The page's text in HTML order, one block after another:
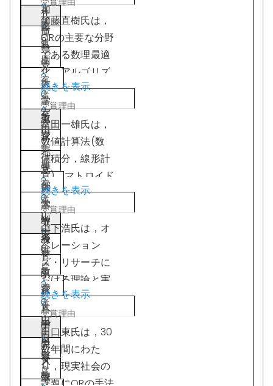
2
3
加
藤
直
樹
兵
庫
県
立
大
学
教
授
・
京
都
大
学
名
誉
教
授
加藤直樹氏は，
ORの主要な分野
である数理最適
化，アルゴリズ
ムや計算機科学
における理論的
な研究，ならび
にORの諸手法を
建築やデータマ
イニング分野な
どに適用した研
究において顕著
な業績を残して
きた．加藤氏の
主要な研究業績
として，計算幾
何学や組合せ最
適化の分野での
理論的な貢献が
挙げられる．ま
た，加藤氏の応
用的研究は非常
続きを表示
8
2
0
2
1
室
田
一
雄
東
京
都
立
大
学
教
授
・
東
京
大
学
名
誉
教
室田一雄氏は，
数値計算法(数
値積分，線形計
算)，マトロイド
理論のシステム
解析への応用，
群論的分岐理論
の構造工学への
応用，計算幾何
学，経済地理
学・空間経済学
など数理工学の
様々な分野に渡
って，優れた研
究成果を挙げる
と共に，数々の
続きを表示
7
2
0
1
9
山
下
浩
（
株
）
N
T
T
デ
ー
タ
数
山下浩氏は，オ
ペレーション
ズ・リサーチに
おける理論と実
践の両立を身を
もって示した稀
有の存在であ
る．1982年4月
に（株）数理シ
ステム（現
続きを表示
6
2
0
1
7
田
口
東
中
央
大
学
田口東氏は，30
数年間にわた
り，現実社会の
5